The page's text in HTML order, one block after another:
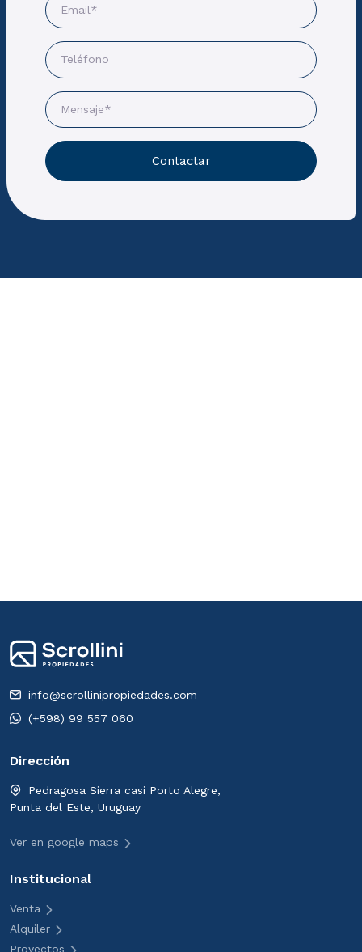
Contactar
info@scrollinipropiedades.com
(+598) 99 557 060
Dirección
Pedragosa Sierra casi Porto Alegre,
Punta del Este, Uruguay
Ver en google maps
Institucional
Venta
Alquiler
Proyectos